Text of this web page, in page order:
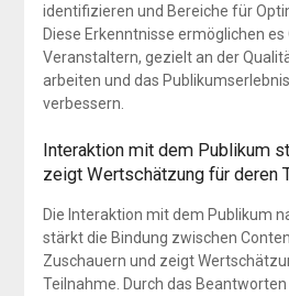
identifizieren und Bereiche für
Diese Erkenntnisse ermöglichen
Veranstaltern, gezielt an der
arbeiten und das
verbessern.
Interaktion mit dem Publikum
zeigt Wertschätzung für deren
Die Interaktion mit dem Publikum
stärkt die Bindung zwischen
Zuschauern und zeigt
Teilnahme. Durch das